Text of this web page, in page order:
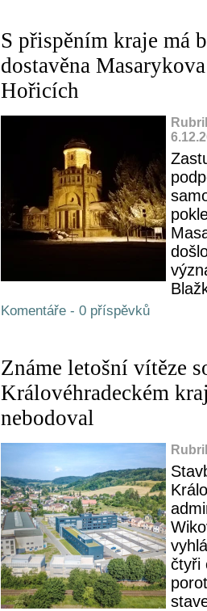
S přispěním kraje má
dostavěna
Hořicích
Komentáře - 0 příspěvků
Známe letošní vítěze
Královéhradeckém
nebodoval
čtyři